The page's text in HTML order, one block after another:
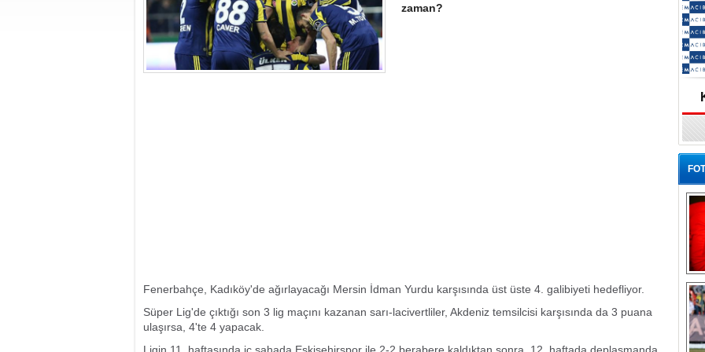
zaman?
Fenerbahçe, Kadıköy'de ağırlayacağı Mersin İdman Yurdu karşısında üst üste 4. galibiyeti hedefliyor.
Süper Lig'de çıktığı son 3 lig maçını kazanan sarı-lacivertliler, Akdeniz temsilcisi karşısında da 3 puana
ulaşırsa, 4'te 4 yapacak.